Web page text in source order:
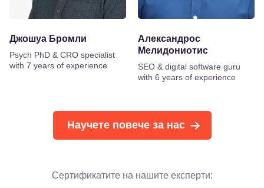
Джошуа Бромли
Psych PhD & CRO specialist
with 7 years of experience
Александрос
Мелидониотис
SEO & digital software guru
with 6 years of experience
Научете повече за нас
Сертификатите на нашите експерти: